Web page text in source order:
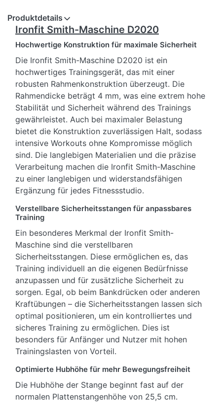
Produktdetails
Ironfit Smith-Maschine D2020
Hochwertige Konstruktion für maximale Sicherheit
Die Ironfit Smith-Maschine D2020 ist ein
hochwertiges Trainingsgerät, das mit einer
robusten Rahmenkonstruktion überzeugt. Die
Rahmendicke beträgt 4 mm, was eine extrem hohe
Stabilität und Sicherheit während des Trainings
gewährleistet. Auch bei maximaler Belastung
bietet die Konstruktion zuverlässigen Halt, sodass
intensive Workouts ohne Kompromisse möglich
sind. Die langlebigen Materialien und die präzise
Verarbeitung machen die Ironfit Smith-Maschine
zu einer langlebigen und widerstandsfähigen
Ergänzung für jedes Fitnessstudio.
Verstellbare Sicherheitsstangen für anpassbares
Training
Ein besonderes Merkmal der Ironfit Smith-
Maschine sind die verstellbaren
Sicherheitsstangen. Diese ermöglichen es, das
Training individuell an die eigenen Bedürfnisse
anzupassen und für zusätzliche Sicherheit zu
sorgen. Egal, ob beim Bankdrücken oder anderen
Kraftübungen – die Sicherheitsstangen lassen sich
optimal positionieren, um ein kontrolliertes und
sicheres Training zu ermöglichen. Dies ist
besonders für Anfänger und Nutzer mit hohen
Trainingslasten von Vorteil.
Optimierte Hubhöhe für mehr Bewegungsfreiheit
Die Hubhöhe der Stange beginnt fast auf der
normalen Plattenstangenhöhe von 25,5 cm.